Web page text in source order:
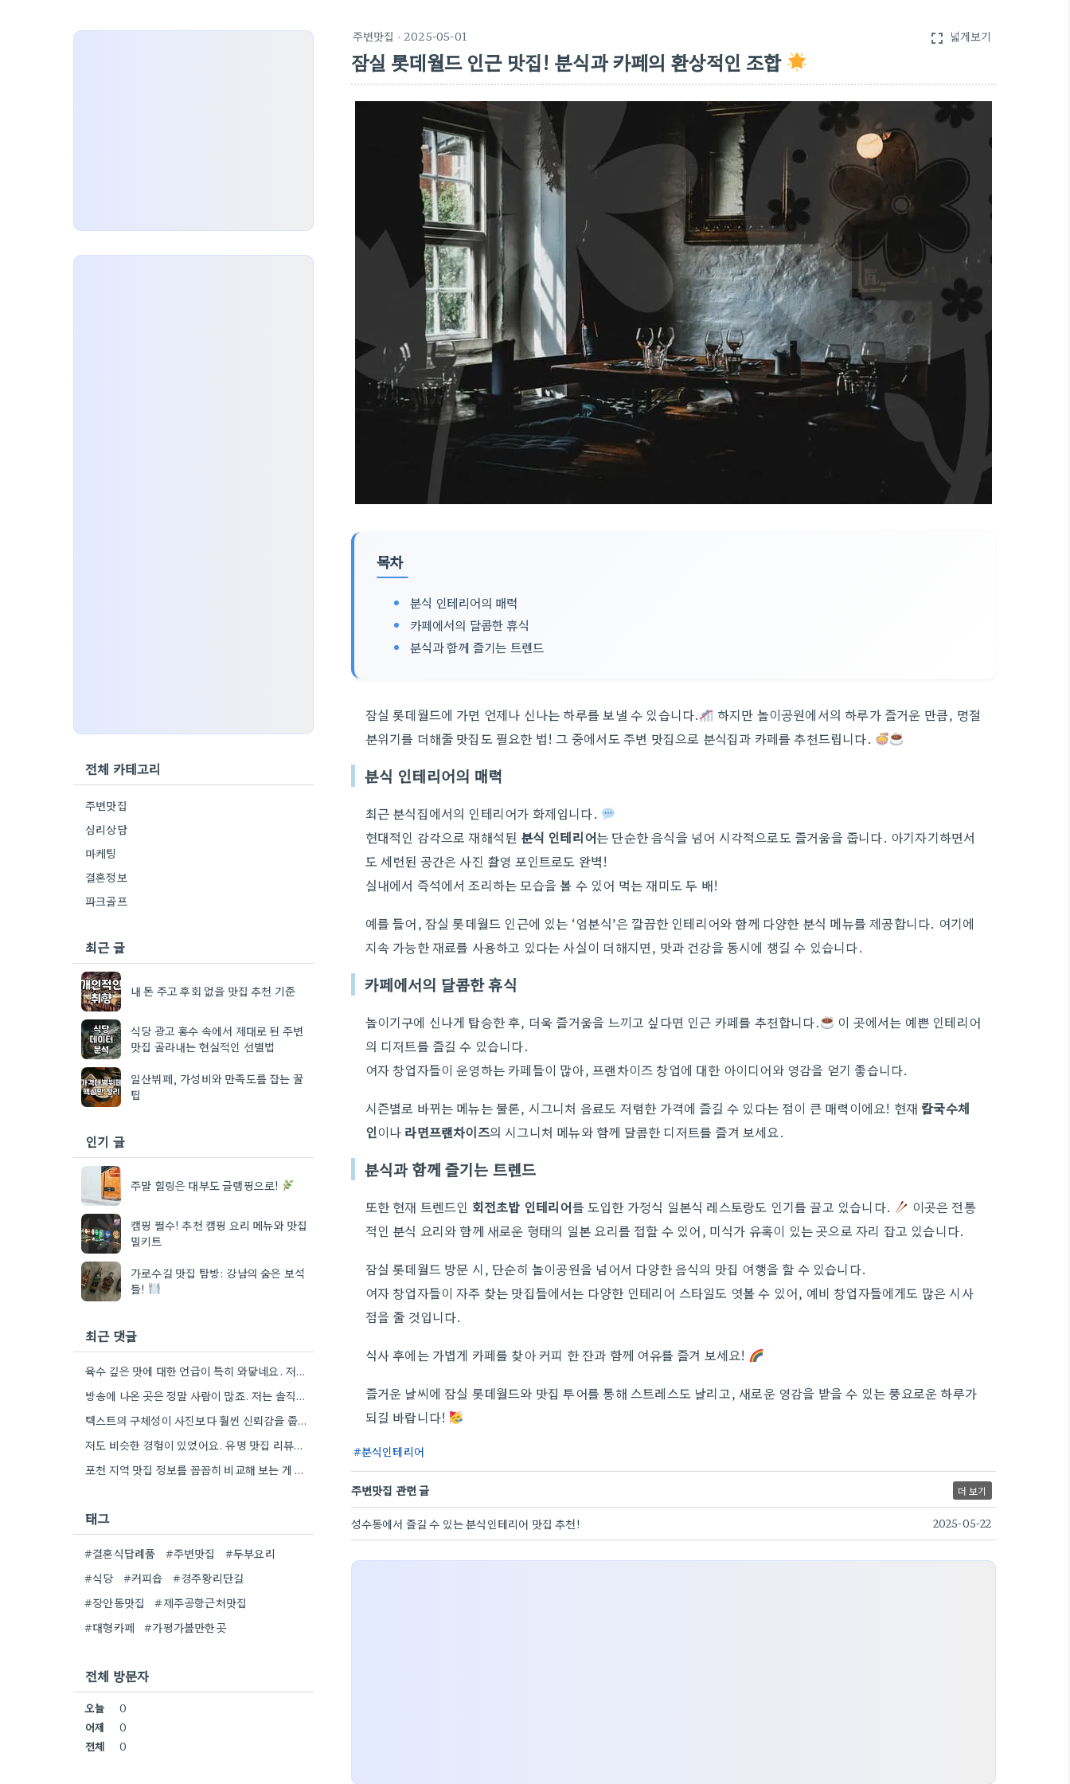
주변맛집 · 2025-05-01 fullscreen 넓게보기
잠실 롯데월드 인근 맛집! 분식과 카페의 환상적인 조합
목차
분식 인테리어의 매력
카페에서의 달콤한 휴식
분식과 함께 즐기는 트렌드
잠실 롯데월드에 가면 언제나 신나는 하루를 보낼 수 있습니다.
하지만 놀이공원에서의 하루가 즐거운 만큼, 명절
분위기를 더해줄 맛집도 필요한 법! 그 중에서도 주변 맛집으로 분식집과 카페를 추천드립니다.
분식 인테리어의 매력
최근 분식집에서의 인테리어가 화제입니다.
현대적인 감각으로 재해석된 분식 인테리어는 단순한 음식을 넘어 시각적으로도 즐거움을 줍니다. 아기자기하면서
도 세련된 공간은 사진 촬영 포인트로도 완벽!
실내에서 즉석에서 조리하는 모습을 볼 수 있어 먹는 재미도 두 배!
예를 들어, 잠실 롯데월드 인근에 있는 ‘엄분식’은 깔끔한 인테리어와 함께 다양한 분식 메뉴를 제공합니다. 여기에
지속 가능한 재료를 사용하고 있다는 사실이 더해지면, 맛과 건강을 동시에 챙길 수 있습니다.
카페에서의 달콤한 휴식
놀이기구에 신나게 탑승한 후, 더욱 즐거움을 느끼고 싶다면 인근 카페를 추천합니다.
이 곳에서는 예쁜 인테리어
의 디저트를 즐길 수 있습니다.
여자 창업자들이 운영하는 카페들이 많아, 프랜차이즈 창업에 대한 아이디어와 영감을 얻기 좋습니다.
시즌별로 바뀌는 메뉴는 물론, 시그니처 음료도 저렴한 가격에 즐길 수 있다는 점이 큰 매력이에요! 현재 칼국수체
인이나 라면프랜차이즈의 시그니처 메뉴와 함께 달콤한 디저트를 즐겨 보세요.
분식과 함께 즐기는 트렌드
또한 현재 트렌드인 회전초밥 인테리어를 도입한 가정식 일본식 레스토랑도 인기를 끌고 있습니다.
이곳은 전통
적인 분식 요리와 함께 새로운 형태의 일본 요리를 접할 수 있어, 미식가 유혹이 있는 곳으로 자리 잡고 있습니다.
잠실 롯데월드 방문 시, 단순히 놀이공원을 넘어서 다양한 음식의 맛집 여행을 할 수 있습니다.
여자 창업자들이 자주 찾는 맛집들에서는 다양한 인테리어 스타일도 엿볼 수 있어, 예비 창업자들에게도 많은 시사
점을 줄 것입니다.
식사 후에는 가볍게 카페를 찾아 커피 한 잔과 함께 여유를 즐겨 보세요!
즐거운 날씨에 잠실 롯데월드와 맛집 투어를 통해 스트레스도 날리고, 새로운 영감을 받을 수 있는 풍요로운 하루가
되길 바랍니다!
분식인테리어
주변맛집 관련 글 더 보기
성수동에서 즐길 수 있는 분식인테리어 맛집 추천! 2025-05-22
전체 카테고리
주변맛집
심리상담
마케팅
결혼정보
파크골프
최근 글
내 돈 주고 후회 없을 맛집 추천 기준
식당 광고 홍수 속에서 제대로 된 주변
맛집 골라내는 현실적인 선별법
일산뷔페, 가성비와 만족도를 잡는 꿀
팁
인기 글
주말 힐링은 대부도 글램핑으로!
캠핑 필수! 추천 캠핑 요리 메뉴와 맛집
밀키트
가로수길 맛집 탐방: 강남의 숨은 보석
들!
최근 댓글
육수 깊은 맛에 대한 언급이 특히 와닿네요. 저도 음식을 먹을 때 육수의 깊은 맛을 중요하게…
방송에 나온 곳은 정말 사람이 많죠. 저는 솔직히 메뉴 자체의 품질이 더 중요하다고 생각해요.
텍스트의 구체성이 사진보다 훨씬 신뢰감을 줍니다. 특히 사장님이 직접 요리하는 곳을 찾는 게 좋은 전략인…
저도 비슷한 경험이 있었어요. 유명 맛집 리뷰만 보다가, 동네 맛집에서 훨씬 더 맛있는 음식을 먹고…
포천 지역 맛집 정보를 꼼꼼히 비교해 보는 게 정말 좋은 팁 같아요. 특히 커뮤니티 언급…
태그
#결혼식답례품 #주변맛집
#두부요리
#식당
#커피숍
#경주황리단길
#장안동맛집
#제주공항근처맛집
#대형카페
#가평가볼만한곳
전체 방문자
오늘
0
어제
0
전체
0